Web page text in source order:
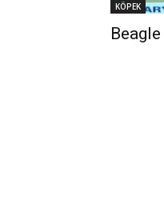
KÖPEK
Beagle